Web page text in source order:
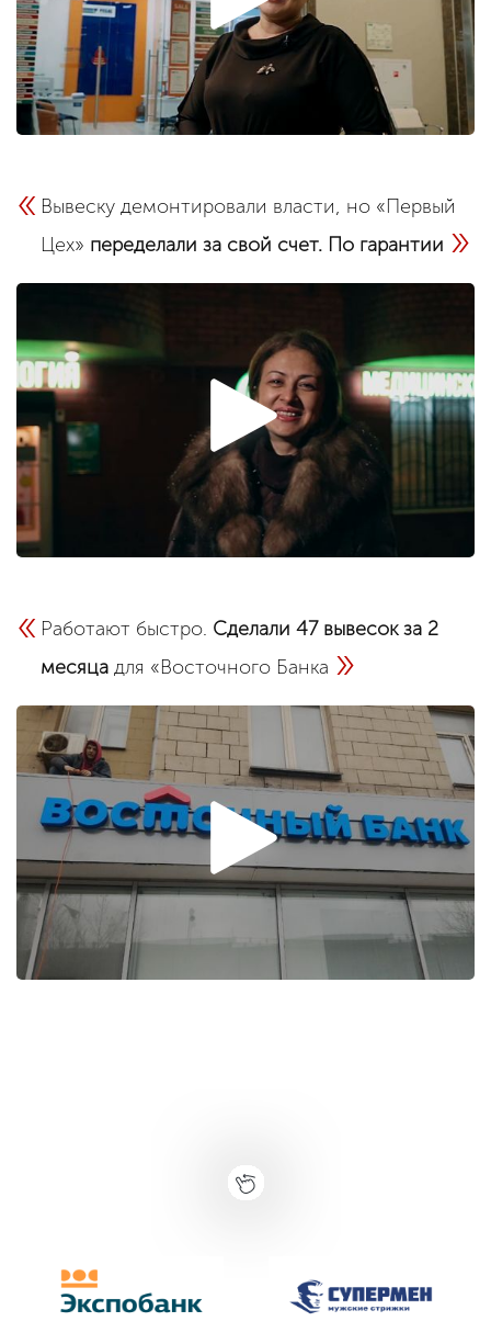
« Вывеску демонтировали власти, но «Первый
Цех» переделали за свой счет. По гарантии »
« Работают быстро. Сделали 47 вывесок за 2
месяца для «Восточного Банка »